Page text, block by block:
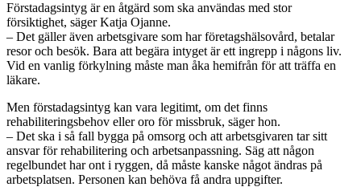
Förstadagsintyg är en åtgärd som ska användas med stor
försiktighet, säger Katja Ojanne.
– Det gäller även arbetsgivare som har företagshälsovård, betalar
resor och besök. Bara att begära intyget är ett ingrepp i någons liv.
Vid en vanlig förkylning måste man åka hemifrån för att träffa en
läkare.
Men förstadagsintyg kan vara legitimt, om det finns
rehabiliteringsbehov eller oro för missbruk, säger hon.
– Det ska i så fall bygga på omsorg och att arbetsgivaren tar sitt
ansvar för rehabilitering och arbetsanpassning. Säg att någon
regelbundet har ont i ryggen, då måste kanske något ändras på
arbetsplatsen. Personen kan behöva få andra uppgifter.